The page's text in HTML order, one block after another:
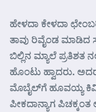
ಹೇಳದಾ ಕೇಳದಾ
ತಾವು ರಿವೈಂಡ
ಬಿಲ್ಲಿನ ಮ್ಯಾಲೆ ಪ್ರತಿಶತ
ಹೊಂಟು ಹ್ವಾದರು.
ಮೊಬೈಲ್‌ಗೆ ಹೂವಯ್ಯ
ಪೀಕದಾನ್ಯಾಗ